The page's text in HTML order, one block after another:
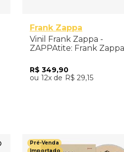
Frank Zappa
Vinil Frank Zappa -
ZAPPAtite: Frank
Importado
R$ 349,90
12
R$ 29,15
Pré-Venda
Importado